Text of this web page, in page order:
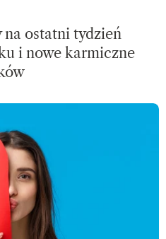
ostatni tydzień
i nowe karmiczne